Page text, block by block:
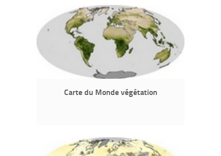
Carte du Monde végétation